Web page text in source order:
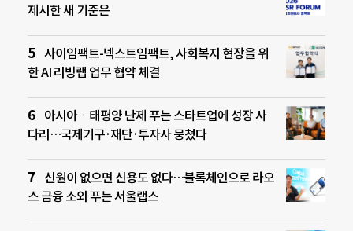
제시한 새 기준은
사이임팩트-넥스트임팩트, 사회복지 현장을 위
한 AI 리빙랩 업무 협약 체결
아시아ㆍ태평양 난제 푸는 스타트업에 성장 사
다리…국제기구·재단·투자사 뭉쳤다
신원이 없으면 신용도 없다…블록체인으로 라오
스 금융 소외 푸는 서울랩스